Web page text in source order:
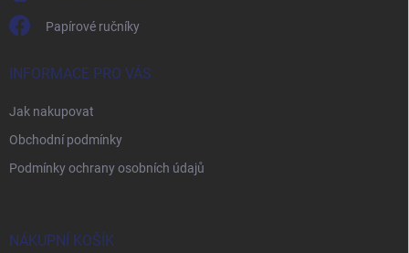
Papírové ručníky
INFORMACE PRO VÁS
Jak nakupovat
Obchodní podmínky
Podmínky ochrany osobních údajů
NÁKUPNÍ KOŠÍK